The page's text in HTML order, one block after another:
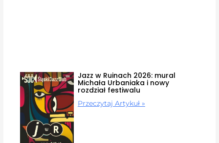
Jazz w Ruinach 2026: mural
Michała Urbaniaka i nowy
rozdział festiwalu
Przeczytaj Artykuł »